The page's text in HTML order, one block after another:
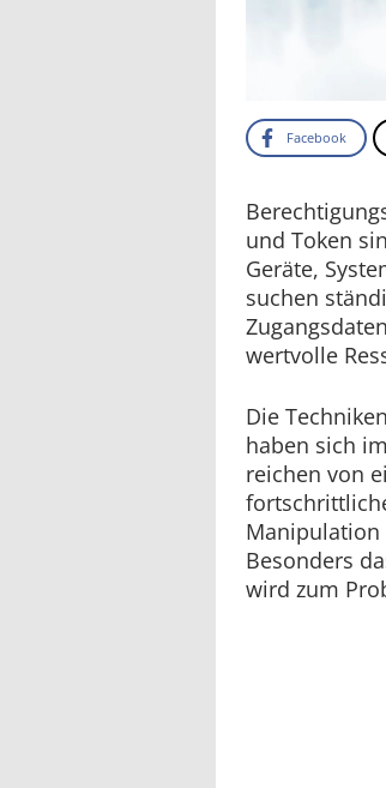
Facebook
und Token
Geräte,
suchen
wertvolle
Die
haben sich
reichen von
Manipulation
Besonders
wird zum